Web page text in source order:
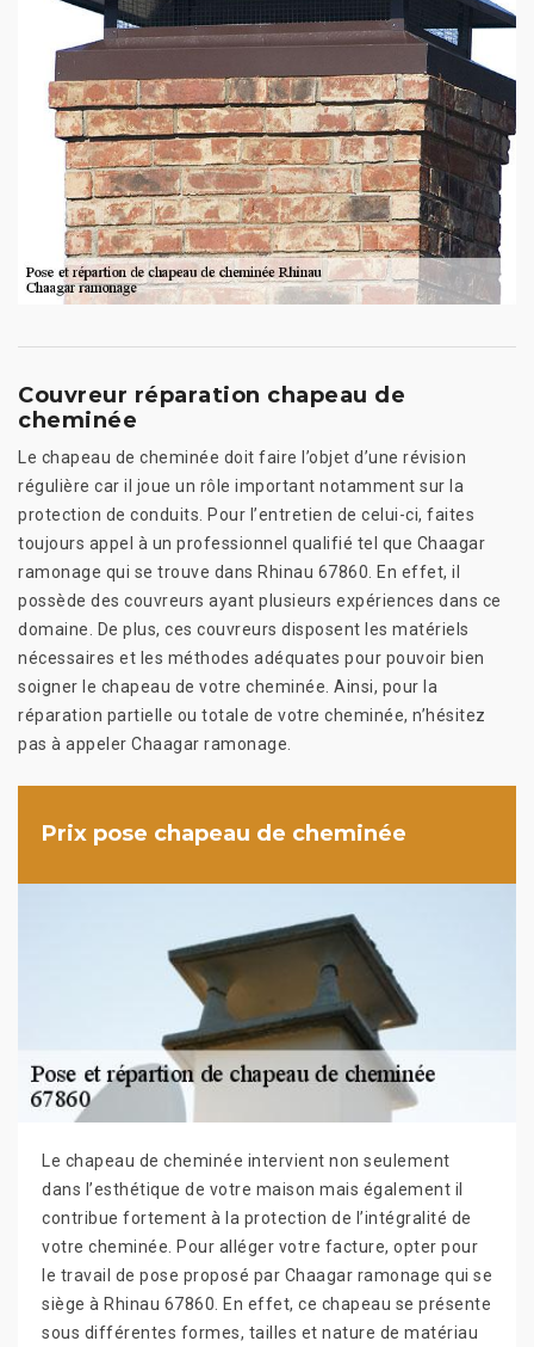
Couvreur réparation chapeau de
cheminée
Le chapeau de cheminée doit faire l’objet d’une révision
régulière car il joue un rôle important notamment sur la
protection de conduits. Pour l’entretien de celui-ci, faites
toujours appel à un professionnel qualifié tel que Chaagar
ramonage qui se trouve dans Rhinau 67860. En effet, il
possède des couvreurs ayant plusieurs expériences dans ce
domaine. De plus, ces couvreurs disposent les matériels
nécessaires et les méthodes adéquates pour pouvoir bien
soigner le chapeau de votre cheminée. Ainsi, pour la
réparation partielle ou totale de votre cheminée, n’hésitez
pas à appeler Chaagar ramonage.
Prix pose chapeau de cheminée
Le chapeau de cheminée intervient non seulement
dans l’esthétique de votre maison mais également il
contribue fortement à la protection de l’intégralité de
votre cheminée. Pour alléger votre facture, opter pour
le travail de pose proposé par Chaagar ramonage qui se
siège à Rhinau 67860. En effet, ce chapeau se présente
sous différentes formes, tailles et nature de matériau